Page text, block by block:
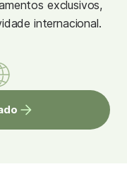
exclusivos,
internacional.